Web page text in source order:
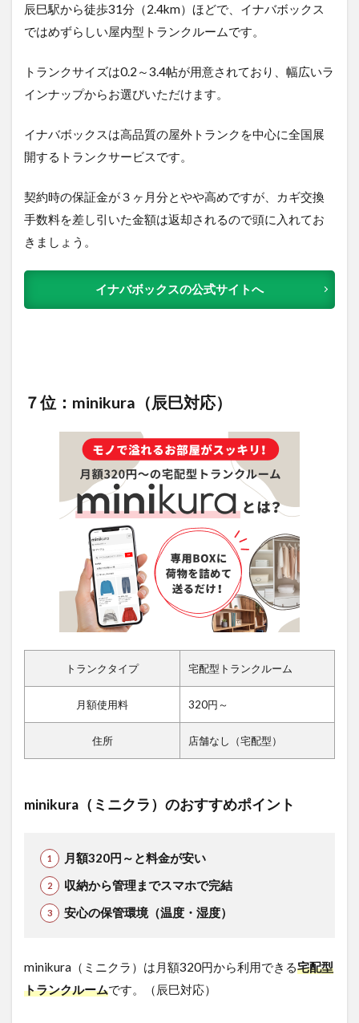
辰巳駅から徒歩31分（2.4km）ほどで、イナバボックス
ではめずらしい屋内型トランクルームです。
トランクサイズは0.2～3.4帖が用意されており、幅広いラ
インナップからお選びいただけます。
イナバボックスは高品質の屋外トランクを中心に全国展
開するトランクサービスです。
契約時の保証金が３ヶ月分とやや高めですが、カギ交換
手数料を差し引いた金額は返却されるので頭に入れてお
きましょう。
イナバボックスの公式サイトへ
７位：minikura（辰巳対応）
トランクタイプ 宅配型トランクルーム
月額使用料 320円～
住所 店舗なし（宅配型）
minikura（ミニクラ）のおすすめポイント
月額320円～と料金が安い
収納から管理までスマホで完結
安心の保管環境（温度・湿度）
minikura（ミニクラ）は月額320円から利用できる宅配型
トランクルームです。（辰巳対応）